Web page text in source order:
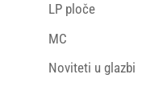
LP ploče
MC
Noviteti u glazbi